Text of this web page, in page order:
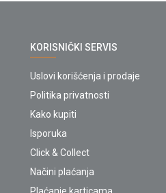
KORISNIČKI SERVIS
Uslovi korišćenja i prodaje
Politika privatnosti
Kako kupiti
Isporuka
Click & Collect
Načini plaćanja